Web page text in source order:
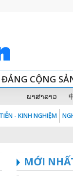
CỘNG
ພາສາລາວ
- KINH NGHIỆM
MỚI